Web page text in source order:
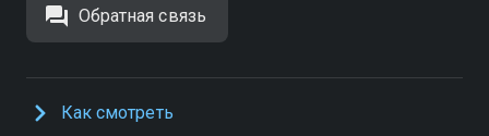
Обратная связь
Как смотреть